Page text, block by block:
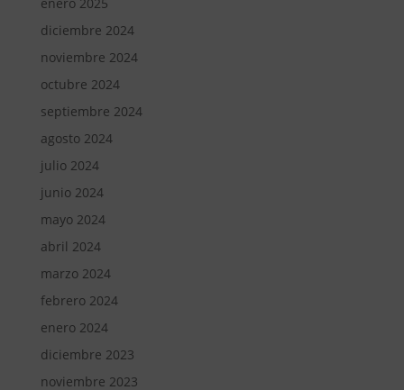
diciembre 2024
noviembre 2024
octubre 2024
septiembre 2024
agosto 2024
julio 2024
junio 2024
mayo 2024
abril 2024
marzo 2024
febrero 2024
enero 2024
diciembre 2023
noviembre 2023